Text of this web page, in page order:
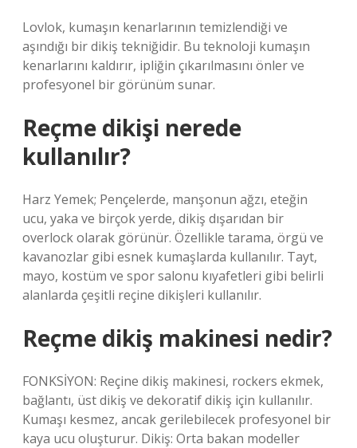
Lovlok, kumaşın kenarlarının temizlendiği ve
aşındığı bir dikiş tekniğidir. Bu teknoloji kumaşın
kenarlarını kaldırır, ipliğin çıkarılmasını önler ve
profesyonel bir görünüm sunar.
Reçme dikişi nerede
kullanılır?
Harz Yemek; Pençelerde, manşonun ağzı, eteğin
ucu, yaka ve birçok yerde, dikiş dışarıdan bir
overlock olarak görünür. Özellikle tarama, örgü ve
kavanozlar gibi esnek kumaşlarda kullanılır. Tayt,
mayo, kostüm ve spor salonu kıyafetleri gibi belirli
alanlarda çeşitli reçine dikişleri kullanılır.
Reçme dikiş makinesi nedir?
FONKSİYON: Reçine dikiş makinesi, rockers ekmek,
bağlantı, üst dikiş ve dekoratif dikiş için kullanılır.
Kumaşı kesmez, ancak gerilebilecek profesyonel bir
kaya ucu oluşturur. Dikiş: Orta bakan modeller